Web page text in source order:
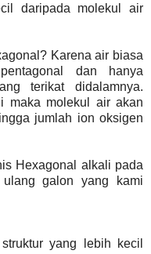
daripada molekul air
Karena air biasa
dan hanya
terikat didalamnya.
maka molekul air akan
jumlah ion oksigen
Hexagonal alkali pada
galon yang kami
yang lebih kecil